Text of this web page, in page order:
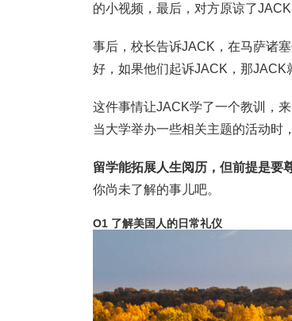
的小视频，最后，对方原谅了JACK
事后，校长告诉JACK，在马萨诸
好，如果他们起诉JACK，那JACK
这件事情让JACK学了一个教训，
当大学举办一些相关主题的活动时
留学能拓展人生阅历，但前提是要
你尚未了解的事儿吧。
O1 了解美国人的日常礼仪